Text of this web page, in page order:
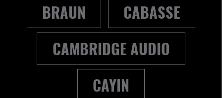
BRAUN
CABASSE
CAMBRIDGE AUDIO
CAYIN